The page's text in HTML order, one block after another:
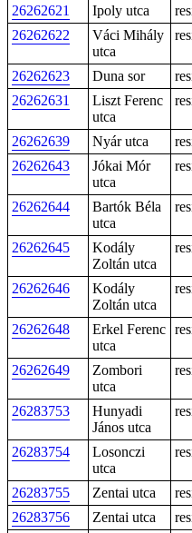
26262621 Ipoly utca
26262622
Váci Mihály
utca
26262623 Duna sor
26262631
Liszt Ferenc
utca
26262639 Nyár utca
26262643
Jókai Mór
utca
26262644
Bartók Béla
utca
26262645
Kodály
Zoltán utca
26262646
Kodály
Zoltán utca
26262648
Erkel Ferenc
utca
26262649
Zombori
utca
26283753
Hunyadi
János utca
26283754
Losonczi
utca
26283755 Zentai utca
26283756
Zentai utca